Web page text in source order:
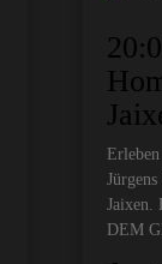
Jaixen.
DEM